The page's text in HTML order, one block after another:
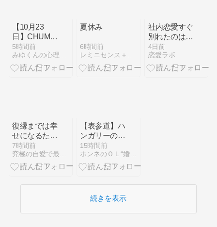
【10月23
日】CHUMS
北海道初の直
営店がサッポ
ロファクトリ
5時間前
みゆくんの心理学を活用した恋愛ブログ
夏休み
6時間前
社内恋愛すぐ
別れたのは私
だけ？気まず
い職場で心が
楽になる方法
4日前
恋愛ラボ
復縁までは幸
せになるため
に必要な準備
期間♡
7時間前
究極の自愛で最高に幸せな恋が叶う方法
【表参道】ハ
ンガリーのお
菓子「クルト
シュ」が楽し
めるカフェ
15時間前
ホンネのＯＬ“婚活”日記
続きを表示